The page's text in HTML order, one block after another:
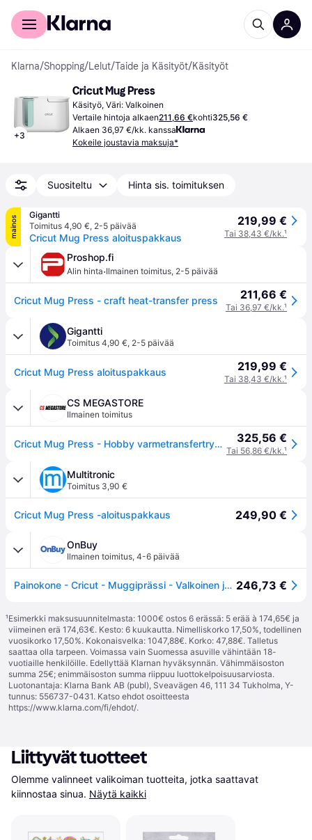
Kuluttajille
Klarna/Shopping/Lelut/Taide ja Käsityöt/Käsityöt
+3
Cricut Mug Press
Käsityö, Väri: Valkoinen
Vertaile hintoja alkaen211,66 €kohti325,56 €
Alkaen 36,97 €/kk. kanssa
Kokeile joustavia maksuja*
Suositeltu Hinta sis. toimituksen
mainos
Gigantti
Toimitus 4,90 €, 2-5 päivää
Cricut Mug Press aloituspakkaus
219,99 €
Tai 38,43 €/kk.¹
Proshop.fi
Alin hinta·Ilmainen toimitus, 2-5 päivää
Cricut Mug Press - craft heat-transfer press 211,66 €
Tai 36,97 €/kk.¹
Gigantti
Toimitus 4,90 €, 2-5 päivää
Cricut Mug Press aloituspakkaus 219,99 €
Tai 38,43 €/kk.¹
CS MEGASTORE
Ilmainen toimitus
Cricut Mug Press - Hobby varmetransfertrykke - Hobby varmetransfertrykke 325,56 €
Tai 56,86 €/kk.¹
Multitronic
Toimitus 3,90 €
Cricut Mug Press -aloituspakkaus 249,90 €
OnBuy
Ilmainen toimitus, 4-6 päivää
Painokone - Cricut - Muggiprässi - Valkoinen ja vihreä - Yhteensopiva 350-470 ml - Helppo kuumansiirto 246,73 €
¹Esimerkki maksusuunnitelmasta: 1000€ ostos 6 erässä: 5 erää à 174,65€ ja
viimeinen erä 174,63€. Kesto: 6 kuukautta. Nimelliskorko 17,50%, todellinen
vuosikorko 17,50%. Kokonaisvelka: 1047,88€. Korko: 47,88€. Talletus
saattaa olla tarpeen. Voimassa vain Suomessa asuville vähintään 18-
vuotiaille henkilöille. Edellyttää Klarnan hyväksynnän. Vähimmäisoston
summa 25€; enimmäisoston summa riippuu luottokelpoisuusarviosta.
Luotonantaja: Klarna Bank AB (publ), Sveavägen 46, 111 34 Tukholma, Y-
tunnus: 556737-0431. Katso ehdot osoitteesta
https://www.klarna.com/fi/ehdot/.
Liittyvät tuotteet
Olemme valinneet valikoiman tuotteita, jotka saattavat
kiinnostaa sinua. Näytä kaikki